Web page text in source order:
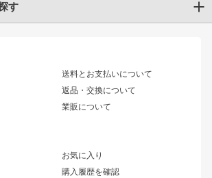
送料とお支払いについて
返品・交換について
業販について
お気に入り
購入履歴を確認
アリスト
ソアラ
アルテッツァ
す
レーシングライン
アタックライン
ストリームライン